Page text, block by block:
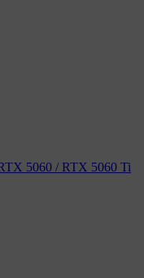
5060 / RTX 5060 Ti